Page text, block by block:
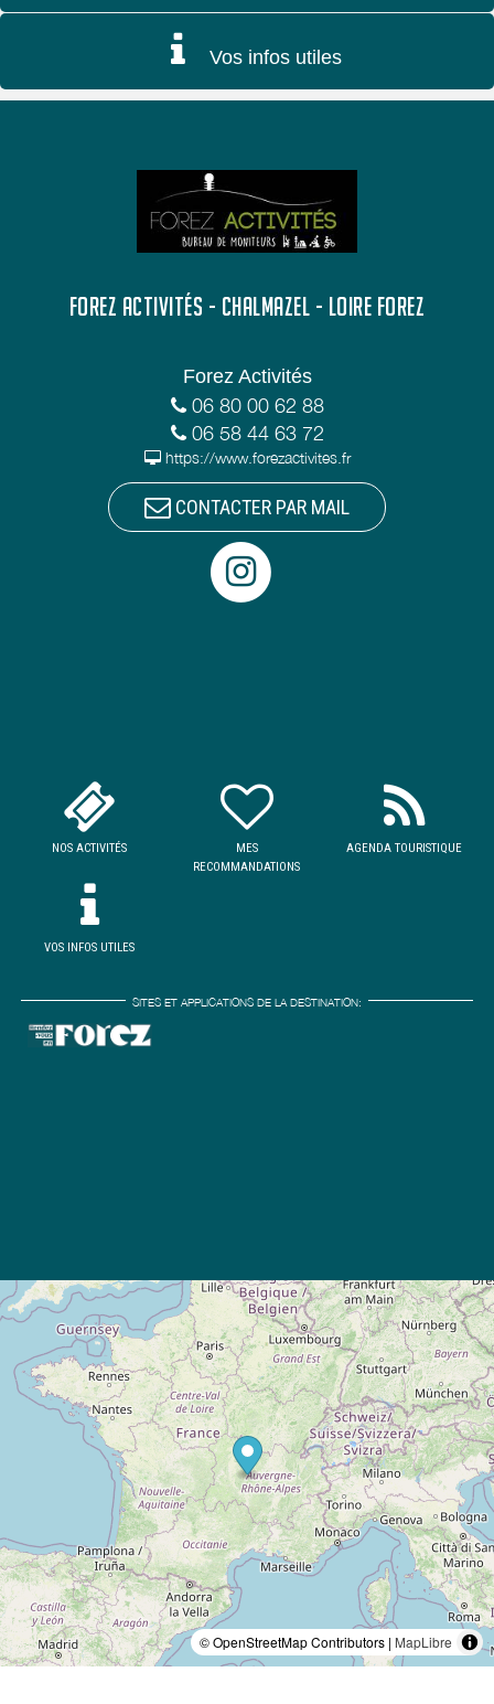
Vos infos utiles
FOREZ ACTIVITÉS - CHALMAZEL - LOIRE FOREZ
Forez Activités
06 80 00 62 88
06 58 44 63 72
https://www.forezactivites.fr
CONTACTER PAR MAIL
NOS ACTIVITÉS
MES
RECOMMANDATIONS
AGENDA TOURISTIQUE
VOS INFOS UTILES
SITES ET APPLICATIONS DE LA DESTINATION:
© OpenStreetMap Contributors | MapLibre